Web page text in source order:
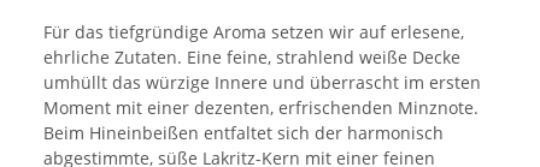
Für das tiefgründige Aroma setzen wir auf erlesene,
ehrliche Zutaten. Eine feine, strahlend weiße Decke
umhüllt das würzige Innere und überrascht im ersten
Moment mit einer dezenten, erfrischenden Minznote.
Beim Hineinbeißen entfaltet sich der harmonisch
abgestimmte, süße Lakritz-Kern mit einer feinen